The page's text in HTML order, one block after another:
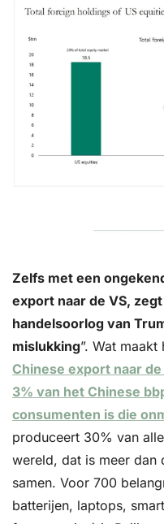
Zelfs met een
export naar de VS,
handelsoorlog van
mislukking”. Wat
Chinese export naar
3% van het Chinese
consumenten is die
produceert 30% van
wereld, dat is meer dan
samen. Voor 700
batterijen, laptops,